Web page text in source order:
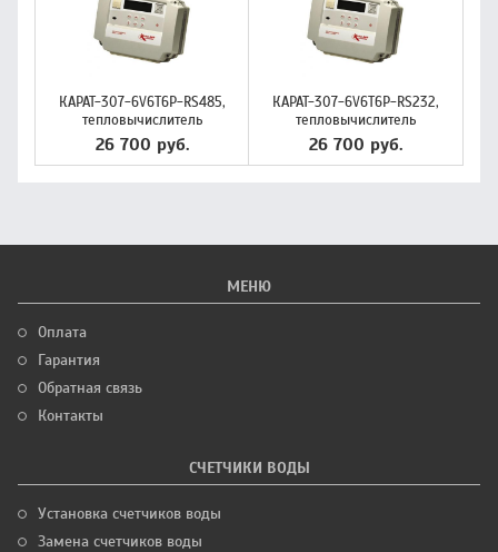
КАРАТ-307-6V6T6P-RS485,
тепловычислитель
26 700 руб.
КАРАТ-307-6V6T6P-RS232,
тепловычислитель
26 700 руб.
МЕНЮ
Оплата
Гарантия
Обратная связь
Контакты
СЧЕТЧИКИ ВОДЫ
Установка счетчиков воды
Замена счетчиков воды